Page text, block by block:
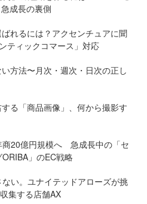
成長の裏側
れるには？アクセンチュアに聞
ティックコマース」対応
方法〜月次・週次・日次の正し
る「商品画像」、何から撮影す
商20億円規模へ 急成長中の「セ
」のEC戦略
ない。ユナイテッドアローズが挑
集する店舗AX